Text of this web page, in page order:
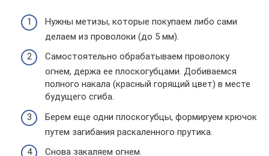
Нужны метизы, которые покупаем либо сами
делаем из проволоки (до 5 мм).
Самостоятельно обрабатываем проволоку
огнем, держа ее плоскогубцами. Добиваемся
полного накала (красный горящий цвет) в месте
будущего сгиба.
Берем еще одни плоскогубцы, формируем крючок
путем загибания раскаленного прутика.
Снова закаляем огнем.